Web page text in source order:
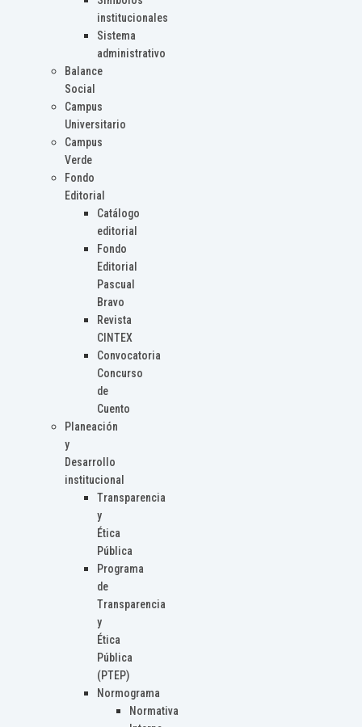
institucionales
Sistema
administrativo
Balance
Social
Campus
Universitario
Campus
Verde
Fondo
Editorial
Catálogo
editorial
Fondo
Editorial
Pascual
Bravo
Revista
CINTEX
Convocatoria
Concurso
de
Cuento
Planeación
y
Desarrollo
institucional
Transparencia
y
Ética
Pública
Programa
de
Transparencia
y
Ética
Pública
(PTEP)
Normograma
Normativa